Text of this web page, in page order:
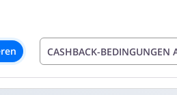
CASHBACK-BEDINGUNGEN